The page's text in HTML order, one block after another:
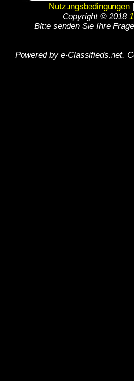
Nutzungsbedingungen
Copyright © 2018
Bitte senden Sie Ihre
Powered by e-Classifieds.net.